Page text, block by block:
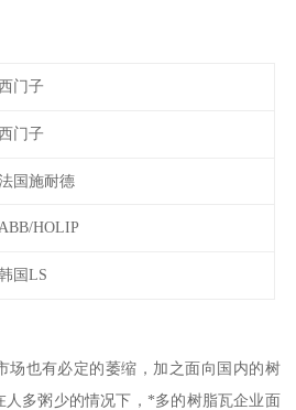
门子
门子
国施耐德
HOLIP
国LS
场也有必定的萎缩，加之面向国内的树
人多粥少的情况下，*多的树脂瓦企业面